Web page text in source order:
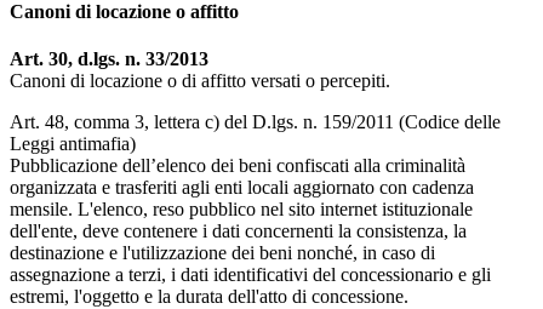
Canoni di locazione o affitto
Art. 30, d.lgs. n. 33/2013
Canoni di locazione o di affitto versati o percepiti.
Art. 48, comma 3, lettera c) del D.lgs. n. 159/2011 (Codice delle
Leggi antimafia)
Pubblicazione dell’elenco dei beni confiscati alla criminalità
organizzata e trasferiti agli enti locali aggiornato con cadenza
mensile. L'elenco, reso pubblico nel sito internet istituzionale
dell'ente, deve contenere i dati concernenti la consistenza, la
destinazione e l'utilizzazione dei beni nonché, in caso di
assegnazione a terzi, i dati identificativi del concessionario e gli
estremi, l'oggetto e la durata dell'atto di concessione.